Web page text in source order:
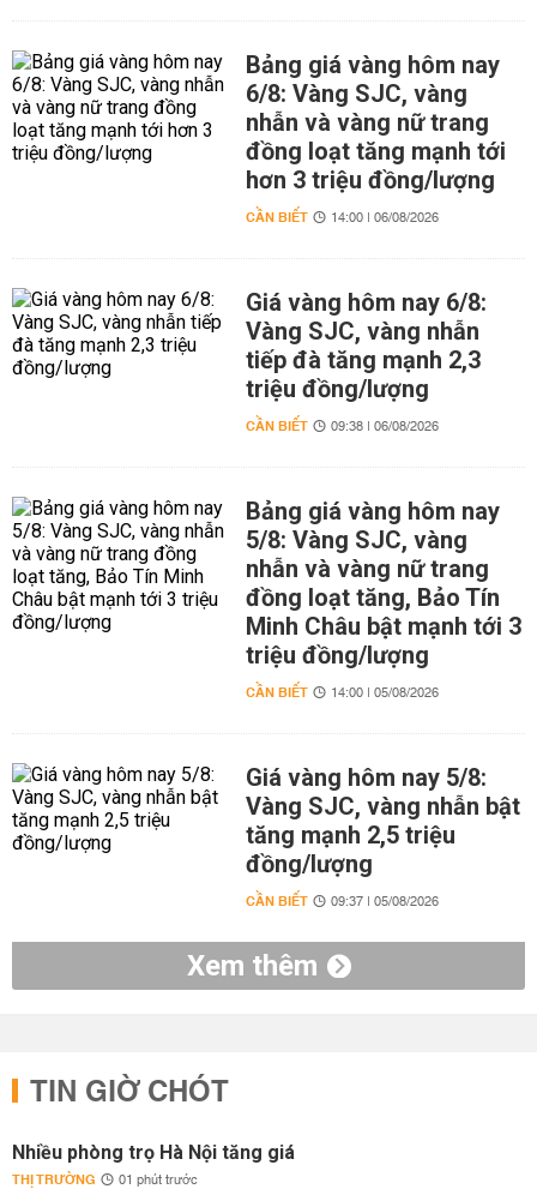
Bảng giá vàng hôm nay
6/8: Vàng SJC, vàng
nhẫn và vàng nữ trang
đồng loạt tăng mạnh tới
hơn 3 triệu đồng/lượng
CẦN BIẾT 14:00 | 06/08/2026
Giá vàng hôm nay 6/8:
Vàng SJC, vàng nhẫn
tiếp đà tăng mạnh 2,3
triệu đồng/lượng
CẦN BIẾT 09:38 | 06/08/2026
Bảng giá vàng hôm nay
5/8: Vàng SJC, vàng
nhẫn và vàng nữ trang
đồng loạt tăng, Bảo Tín
Minh Châu bật mạnh tới 3
triệu đồng/lượng
CẦN BIẾT 14:00 | 05/08/2026
Giá vàng hôm nay 5/8:
Vàng SJC, vàng nhẫn bật
tăng mạnh 2,5 triệu
đồng/lượng
CẦN BIẾT 09:37 | 05/08/2026
Xem thêm
TIN GIỜ CHÓT
Nhiều phòng trọ Hà Nội tăng giá
THỊ TRƯỜNG 01 phút trước